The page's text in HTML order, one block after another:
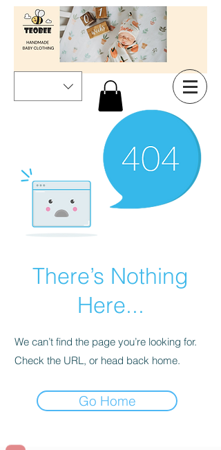
There’s Nothing
Here...
We can’t find the page you’re looking for.
Check the URL, or head back home.
Go Home